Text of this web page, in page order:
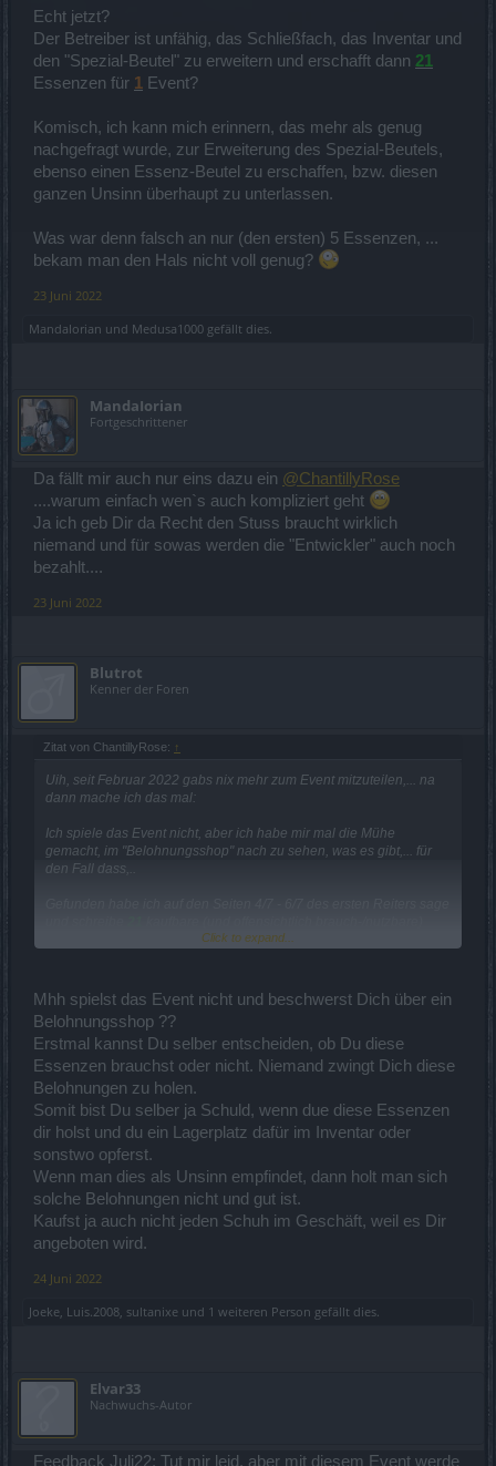
Echt jetzt?
Der Betreiber ist unfähig, das Schließfach, das Inventar und
den "Spezial-Beutel" zu erweitern und erschafft dann 21
Essenzen für 1 Event?
Komisch, ich kann mich erinnern, das mehr als genug
nachgefragt wurde, zur Erweiterung des Spezial-Beutels,
ebenso einen Essenz-Beutel zu erschaffen, bzw. diesen
ganzen Unsinn überhaupt zu unterlassen.
Was war denn falsch an nur (den ersten) 5 Essenzen, ...
bekam man den Hals nicht voll genug?
23 Juni 2022
MandaIorian und Medusa1000 gefällt dies.
MandaIorian
Fortgeschrittener
Da fällt mir auch nur eins dazu ein @ChantillyRose
....warum einfach wen`s auch kompliziert geht
Ja ich geb Dir da Recht den Stuss braucht wirklich
niemand und für sowas werden die "Entwickler" auch noch
bezahlt....
23 Juni 2022
Blutrot
Kenner der Foren
Zitat von ChantillyRose: ↑
Uih, seit Februar 2022 gabs nix mehr zum Event mitzuteilen,... na
dann mache ich das mal:
Ich spiele das Event nicht, aber ich habe mir mal die Mühe
gemacht, im "Belohnungsshop" nach zu sehen, was es gibt,... für
den Fall dass,..
Der Betreiber ist unfähig, das Schließfach, das Inventar und den
"Spezial-Beutel" zu erweitern und erschafft dann
Event?
Komisch, ich kann mich erinnern, das mehr als genug nachgefragt
wurde, zur Erweiterung des Spezial-Beutels, ebenso einen Essenz-
Beutel zu erschaffen, bzw. diesen ganzen Unsinn überhaupt zu
unterlassen.
Was war denn falsch an nur (den ersten) 5 Essenzen, ... bekam
man den Hals nicht voll genug?
Click to expand...
Mhh spielst das Event nicht und beschwerst Dich über ein
Belohnungsshop ??
Erstmal kannst Du selber entscheiden, ob Du diese
Essenzen brauchst oder nicht. Niemand zwingt Dich diese
Belohnungen zu holen.
Somit bist Du selber ja Schuld, wenn due diese Essenzen
dir holst und du ein Lagerplatz dafür im Inventar oder
sonstwo opferst.
Wenn man dies als Unsinn empfindet, dann holt man sich
solche Belohnungen nicht und gut ist.
Kaufst ja auch nicht jeden Schuh im Geschäft, weil es Dir
angeboten wird.
24 Juni 2022
Joeke Luis.2008 sultanixe und 1 weiteren Person gefällt dies.
Elvar33
Nachwuchs-Autor
Feedback Juli22: Tut mir leid, aber mit diesem Event werde